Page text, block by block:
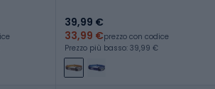
39,99 €
33,99 €prezzo con codice
Prezzo più basso: 39,99 €